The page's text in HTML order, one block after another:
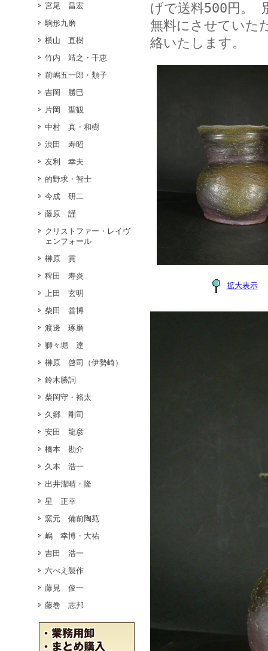
宮尾 昌宏
駒形九磨
横山 直樹
竹内 靖之・千恵
前嶋五一郎・類子
吉岡 勝巳
片岡 聖観
中村 真・和樹
渋田 寿昭
友利 幸夫
的野求・智士
今成 研二
藤原 謹
クリストファー・レイヴ
ェンフォール
榊原 貢
稗田 寿炎
上田 玄明
柴田 善博
渡邊 琢磨
獅々堀 達
榊原 啓司（伊勢崎）
鈴木勝詞
柴岡守・裕太
久郷 剛司
安田 龍彦
橋本 勘介
久本 浩一
出井潔晴・隆
星 正幸
窯元 備前陶苑
嶋 幸博・大祐
吉田 浩一
六べえ製作
藤見 俊一
藤巻 志邦
げで送料500円。
無料にさせていた
絡いたします。
拡大表示